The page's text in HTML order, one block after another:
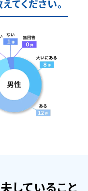
てください。
していること